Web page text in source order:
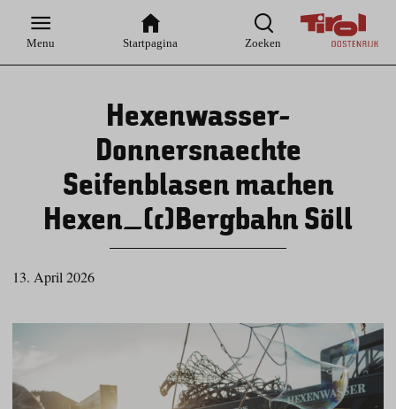
Hauptnavigation
Inhaltsbereich
Menu Startpagina Zoeken
Hexenwasser-
Donnersnaechte
Seifenblasen machen
Hexen_(c)Bergbahn Söll
13. April 2026